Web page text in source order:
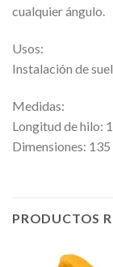
cualquier ángulo.
Usos:
Instalación de
Medidas:
Longitud de hilo:
Dimensiones: 135
PRODUCTOS